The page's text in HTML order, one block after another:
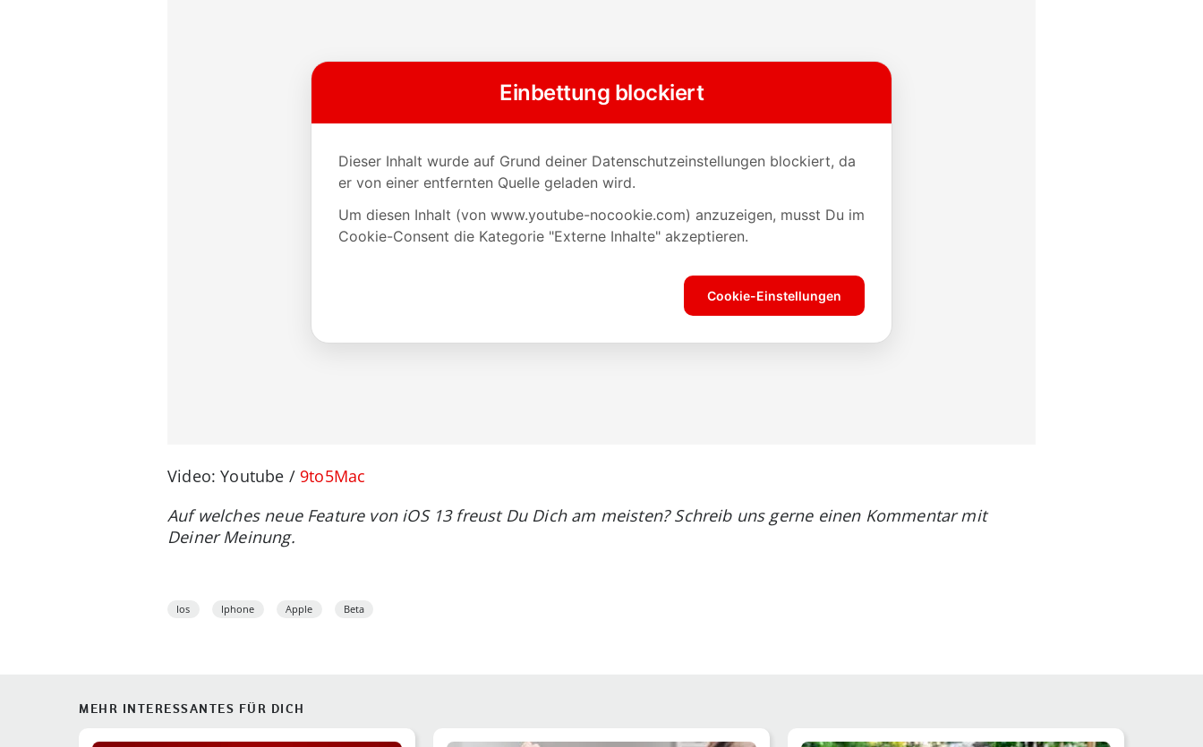
Video: Youtube / 9to5Mac
Auf welches neue Feature von iOS 13 freust Du Dich am meisten? Schreib uns gerne einen Kommentar mit
Deiner Meinung.
Ios Iphone Apple Beta
MEHR INTERESSANTES FÜR DICH